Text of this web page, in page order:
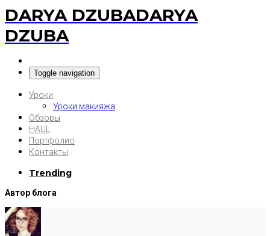
DARYA DZUBADARYA
DZUBA
Toggle navigation
Уроки
Уроки макияжа
Обзоры
HAUL
Портфолио
Контакты
Trending
Автор блога